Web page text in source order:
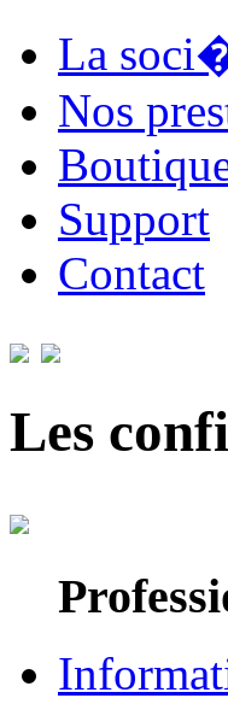
La
Nos
Support
Contact
Les